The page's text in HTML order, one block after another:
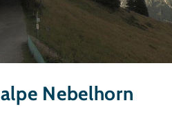
Nebelhorn